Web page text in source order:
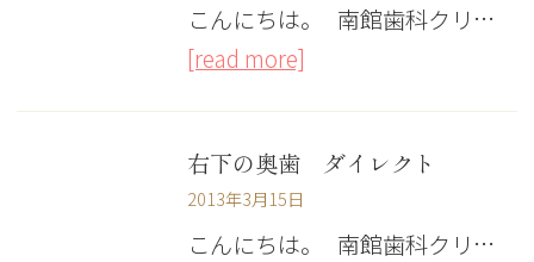
こんにちは。 南館歯科クリ…
[read more]
右下の奥歯 ダイレクト
2013年3月15日
こんにちは。 南館歯科クリ…